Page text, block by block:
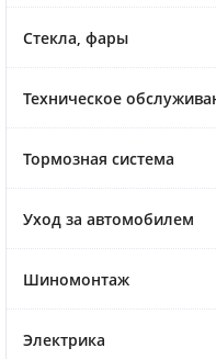
Стекла, фары
Техническое
Тормозная система
Уход за автомобилем
Шиномонтаж
Электрика